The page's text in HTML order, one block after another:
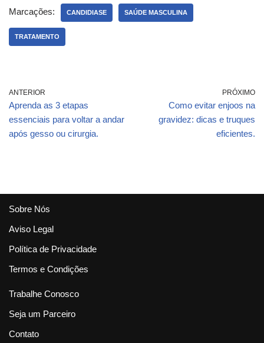
FACIL
Marcações: CANDIDIASE SAÚDE MASCULINA
TRATAMENTO
ANTERIOR
Aprenda as 3 etapas
essenciais para voltar a andar
após gesso ou cirurgia.
PRÓXIMO
Como evitar enjoos na
gravidez: dicas e truques
eficientes.
Sobre Nós
Aviso Legal
Política de Privacidade
Termos e Condições
Trabalhe Conosco
Seja um Parceiro
Contato